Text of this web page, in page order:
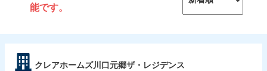
能です。
クレアホームズ川口元郷ザ・レジデンス